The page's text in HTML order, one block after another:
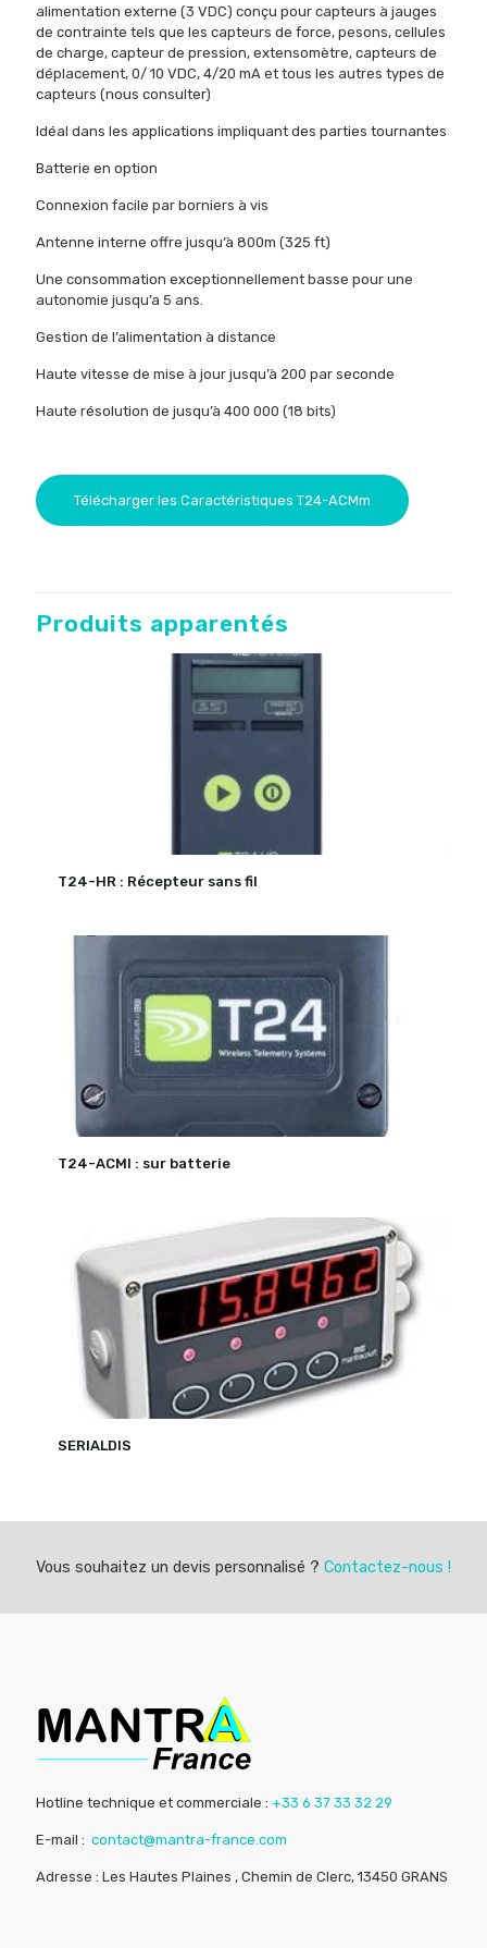
alimentation externe (3 VDC) conçu pour capteurs à jauges
de contrainte tels que les capteurs de force, pesons, cellules
de charge, capteur de pression, extensomètre, capteurs de
déplacement, 0/ 10 VDC, 4/20 mA et tous les autres types de
capteurs (nous consulter)
Idéal dans les applications impliquant des parties tournantes
Batterie en option
Connexion facile par borniers à vis
Antenne interne offre jusqu’à 800m (325 ft)
Une consommation exceptionnellement basse pour une
autonomie jusqu’a 5 ans.
Gestion de l’alimentation à distance
Haute vitesse de mise à jour jusqu’à 200 par seconde
Haute résolution de jusqu’à 400 000 (18 bits)
Télécharger les Caractéristiques T24-ACMm
Produits apparentés
T24-HR : Récepteur sans fil
T24-ACMI : sur batterie
SERIALDIS
Vous souhaitez un devis personnalisé ? Contactez-nous !
Hotline technique et commerciale : +33 6 37 33 32 29
E-mail : contact@mantra-france.com
Adresse : Les Hautes Plaines , Chemin de Clerc, 13450 GRANS